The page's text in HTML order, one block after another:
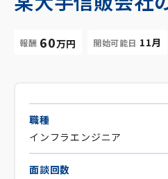
報酬 60万円 開始可能日 11月
職種
インフラエンジニア
面談回数